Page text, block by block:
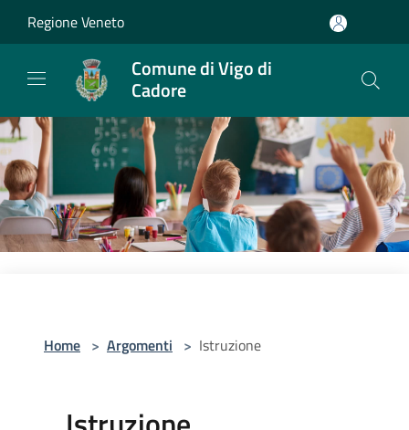
Regione Veneto
Comune di Vigo di
Cadore
Home > Argomenti > Istruzione